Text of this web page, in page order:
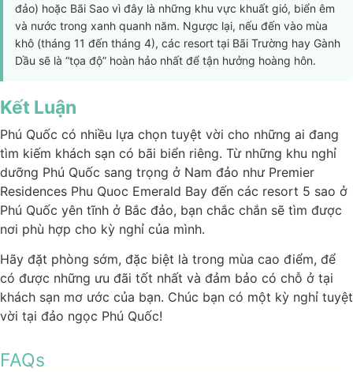
đảo) hoặc Bãi Sao vì đây là những khu vực khuất gió, biển êm
và nước trong xanh quanh năm. Ngược lại, nếu đến vào mùa
khô (tháng 11 đến tháng 4), các resort tại Bãi Trường hay Gành
Dầu sẽ là “tọa độ” hoàn hảo nhất để tận hưởng hoàng hôn.
Kết Luận
Phú Quốc có nhiều lựa chọn tuyệt vời cho những ai đang
tìm kiếm khách sạn có bãi biển riêng. Từ những khu nghỉ
dưỡng Phú Quốc sang trọng ở Nam đảo như Premier
Residences Phu Quoc Emerald Bay đến các resort 5 sao ở
Phú Quốc yên tĩnh ở Bắc đảo, bạn chắc chắn sẽ tìm được
nơi phù hợp cho kỳ nghỉ của mình.
Hãy đặt phòng sớm, đặc biệt là trong mùa cao điểm, để
có được những ưu đãi tốt nhất và đảm bảo có chỗ ở tại
khách sạn mơ ước của bạn. Chúc bạn có một kỳ nghỉ tuyệt
vời tại đảo ngọc Phú Quốc!
FAQs